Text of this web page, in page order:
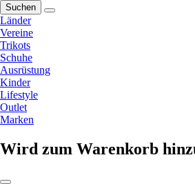
Suchen
Länder
Vereine
Trikots
Schuhe
Ausrüstung
Kinder
Lifestyle
Outlet
Marken
Wird zum Warenkorb